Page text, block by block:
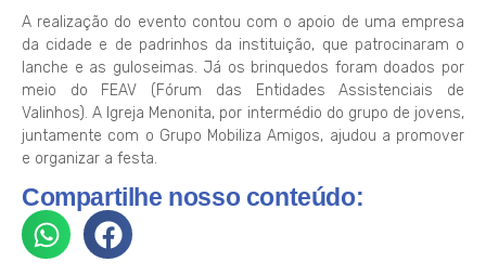
A realização do evento contou com o apoio de uma empresa
da cidade e de padrinhos da instituição, que patrocinaram o
lanche e as guloseimas. Já os brinquedos foram doados por
meio do FEAV (Fórum das Entidades Assistenciais de
Valinhos). A Igreja Menonita, por intermédio do grupo de jovens,
juntamente com o Grupo Mobiliza Amigos, ajudou a promover
e organizar a festa.
Compartilhe nosso conteúdo: